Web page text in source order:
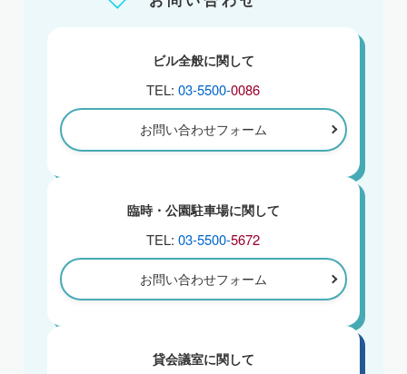
ビル全般に関して
TEL:03-5500-0086
お問い合わせフォーム
臨時・公園駐車場に関して
TEL:03-5500-5672
お問い合わせフォーム
貸会議室に関して